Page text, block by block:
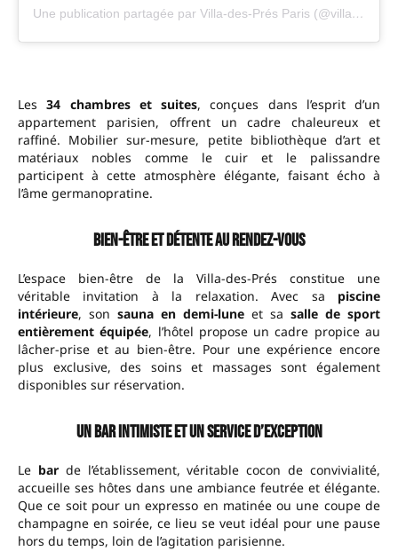
Une publication partagée par Villa-des-Prés Paris (@villadespresparis)
Les34 chambres et suites, conçues dans l’esprit d’un
appartement parisien, offrent un cadre chaleureux et
raffiné. Mobilier sur-mesure, petite bibliothèque d’art et
matériaux nobles comme le cuir et le palissandre
participent à cette atmosphère élégante, faisant écho à
l’âme germanopratine.
Bien-être et détente au rendez-vous
L’espace bien-être de la Villa-des-Prés constitue une
véritable invitation à la relaxation. Avec sa piscine
intérieure, son sauna en demi-lune et sa salle de sport
entièrement équipée, l’hôtel propose un cadre propice au
lâcher-prise et au bien-être. Pour une expérience encore
plus exclusive, des soins et massages sont également
disponibles sur réservation.
Un bar intimiste et un service d’exception
Le barde l’établissement, véritable cocon de convivialité,
accueille ses hôtes dans une ambiance feutrée et élégante.
Que ce soit pour un expresso en matinée ou une coupe de
champagne en soirée, ce lieu se veut idéal pour une pause
hors du temps, loin de l’agitation parisienne.